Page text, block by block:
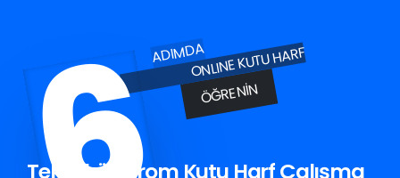
ADIMDAONLINE KUTU HARF
ÖĞRENIN
Tekkeköy Krom Kutu Harf Çalışma